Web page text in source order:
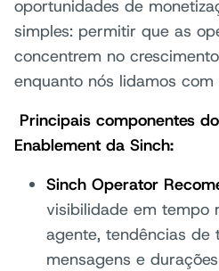
oportunidades de
simples: permitir que as
concentrem no
enquanto nós lidamos com
Principais componentes
Enablement da Sinch:
Sinch Operator
visibilidade em tempo
agente, tendências de
mensagens e